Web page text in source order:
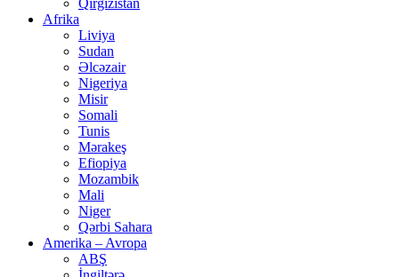
Qırğızıstan
Afrika
Liviya
Sudan
Əlcəzair
Nigeriya
Misir
Somali
Tunis
Mərakeş
Efiopiya
Mozambik
Mali
Niger
Qərbi Sahara
Amerika – Avropa
ABŞ